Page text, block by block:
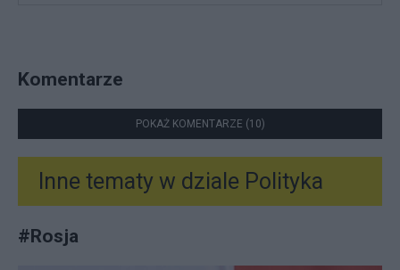
Komentarze
POKAŻ KOMENTARZE (10)
Inne tematy w dziale Polityka
#Rosja